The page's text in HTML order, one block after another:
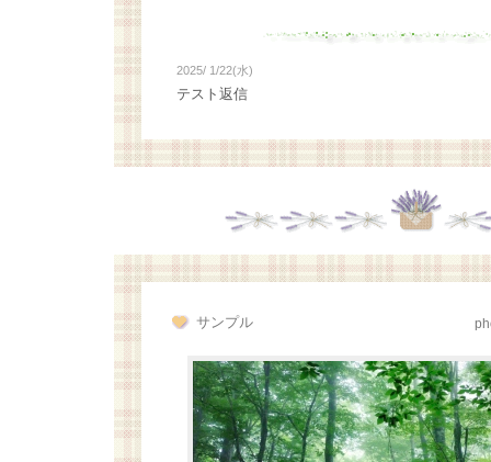
2025/ 1/22(水)
テスト返信
サンプル